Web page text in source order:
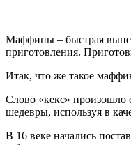
Маффины – быстрая
приготовления.
Итак, что же такое
Слово «кекс»
шедевры, используя в
В 16 веке начались